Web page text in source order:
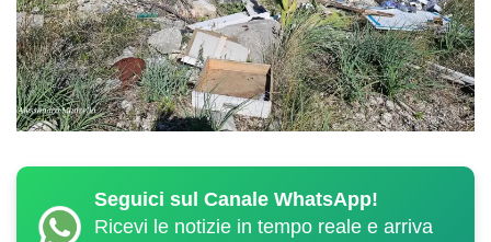
Seguici sul Canale WhatsApp!
Ricevi le notizie in tempo reale e arriva